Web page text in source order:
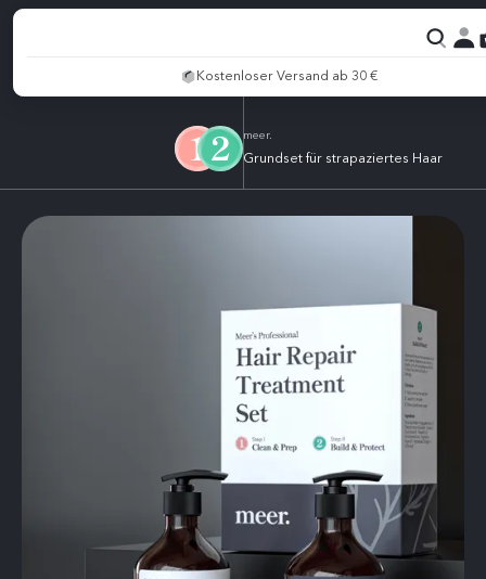
Kostenloser Versand ab 30 €
meer.
Grundset für strapaziertes Haar